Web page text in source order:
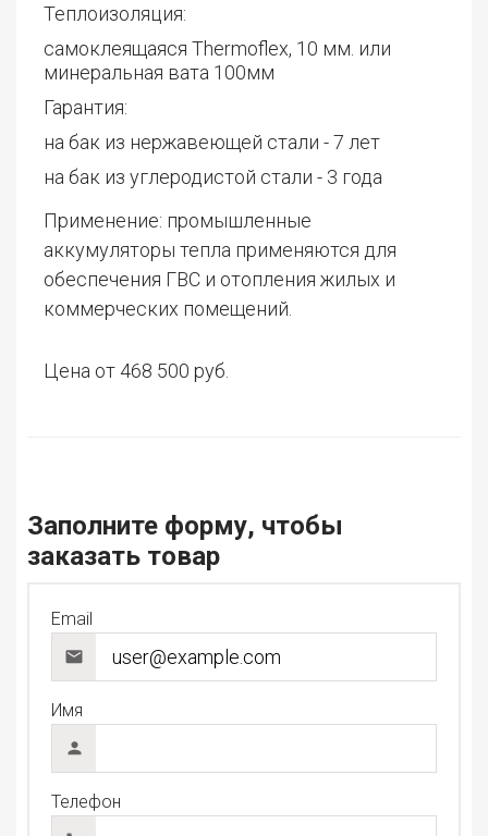
Теплоизоляция:
самоклеящаяся Thermoflex, 10 мм. или
минеральная вата 100мм
Гарантия:
на бак из нержавеющей стали - 7 лет
на бак из углеродистой стали - 3 года
Применение: промышленные
аккумуляторы тепла применяются для
обеспечения ГВС и отопления жилых и
коммерческих помещений.
Цена от 468 500 руб.
Заполните форму, чтобы
заказать товар
Email
Имя
Телефон